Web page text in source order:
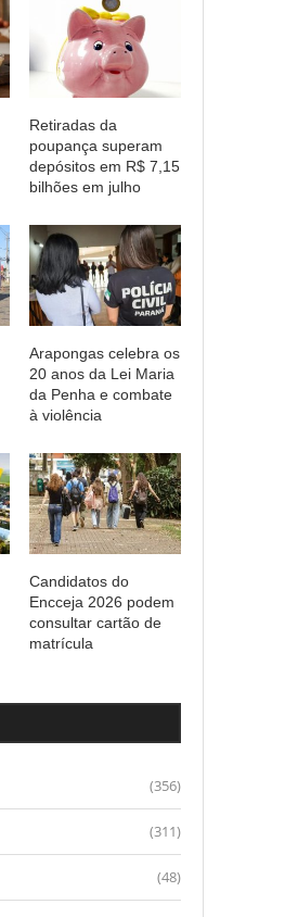
Retiradas da
poupança superam
depósitos em R$ 7,15
bilhões em julho
Arapongas celebra os
20 anos da Lei Maria
da Penha e combate
à violência
Candidatos do
Encceja 2026 podem
consultar cartão de
matrícula
(356)
(311)
(48)